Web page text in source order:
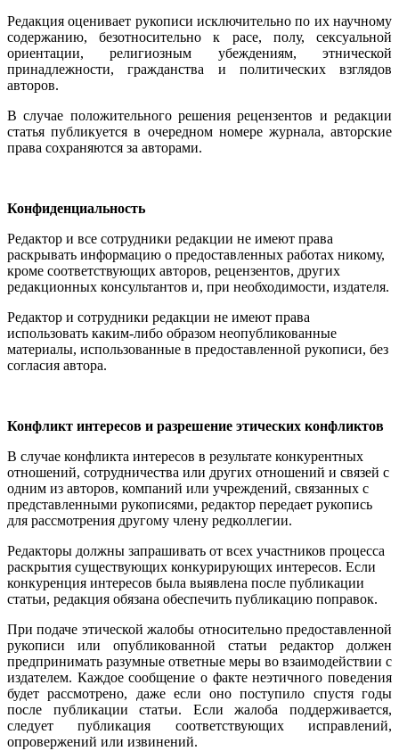
Редакция оценивает рукописи исключительно по их научному
содержанию, безотносительно к расе, полу, сексуальной
ориентации, религиозным убеждениям, этнической
принадлежности, гражданства и политических взглядов
авторов.
В случае положительного решения рецензентов и редакции
статья публикуется в очередном номере журнала, авторские
права сохраняются за авторами.
Конфиденциальность
Редактор и все сотрудники редакции не имеют права
раскрывать информацию о предоставленных работах никому,
кроме соответствующих авторов, рецензентов, других
редакционных консультантов и, при необходимости, издателя.
Редактор и сотрудники редакции не имеют права
использовать каким-либо образом неопубликованные
материалы, использованные в предоставленной рукописи, без
согласия автора.
Конфликт интересов и разрешение этических конфликтов
В случае конфликта интересов в результате конкурентных
отношений, сотрудничества или других отношений и связей с
одним из авторов, компаний или учреждений, связанных с
представленными рукописями, редактор передает рукопись
для рассмотрения другому члену редколлегии.
Редакторы должны запрашивать от всех участников процесса
раскрытия существующих конкурирующих интересов. Если
конкуренция интересов была выявлена после публикации
статьи, редакция обязана обеспечить публикацию поправок.
При подаче этической жалобы относительно предоставленной
рукописи или опубликованной статьи редактор должен
предпринимать разумные ответные меры во взаимодействии с
издателем. Каждое сообщение о факте неэтичного поведения
будет рассмотрено, даже если оно поступило спустя годы
после публикации статьи. Если жалоба поддерживается,
следует публикация соответствующих исправлений,
опровержений или извинений.